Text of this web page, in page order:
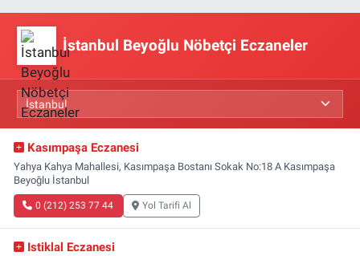
İstanbul Beyoğlu Nöbetçi Eczaneler
Kasımpaşa Eczanesi
Yahya Kahya Mahallesi, Kasımpaşa Bostanı Sokak No:18 A Kasımpaşa
Beyoğlu İstanbul
0 (212) 253 77 44 Yol Tarifi Al
Istiklal Eczanesi